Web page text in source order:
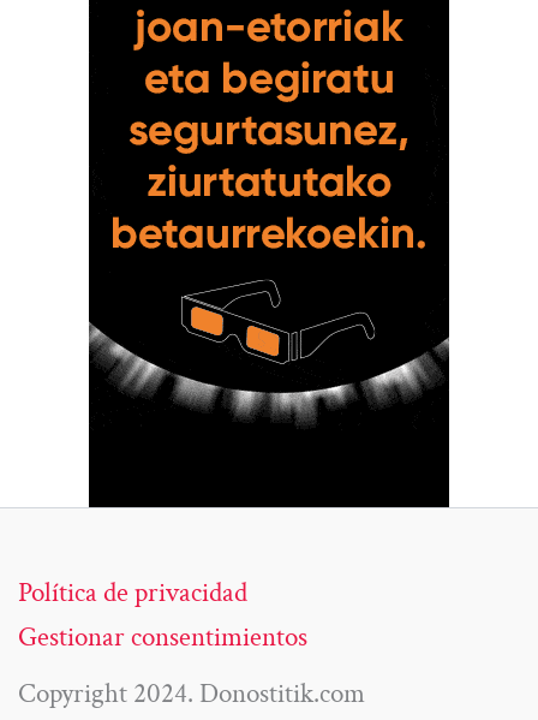
Política de privacidad
Gestionar consentimientos
Copyright 2024. Donostitik.com